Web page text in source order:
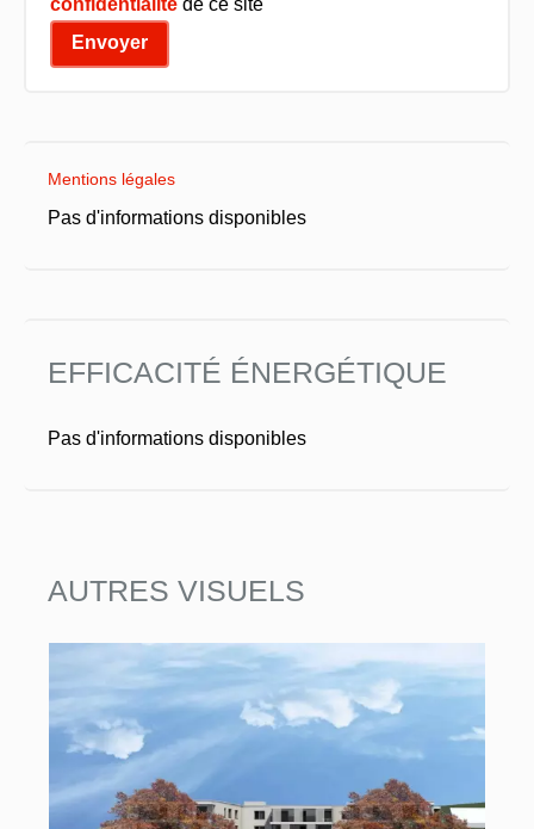
Envoyer
Mentions légales
Pas d'informations disponibles
EFFICACITÉ ÉNERGÉTIQUE
Pas d'informations disponibles
AUTRES VISUELS